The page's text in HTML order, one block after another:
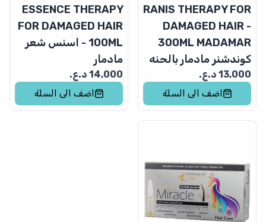
RANIS THERAPY FOR
DAMAGED HAIR -
300ML MADAMAR
كوندشنر مادمار بالحنه
13,000 د.ع.
اضف الى السلة
ESSENCE THERAPY
FOR DAMAGED HAIR
- 100ML اسنس شعر
مادمار
14,000 د.ع.
اضف الى السلة